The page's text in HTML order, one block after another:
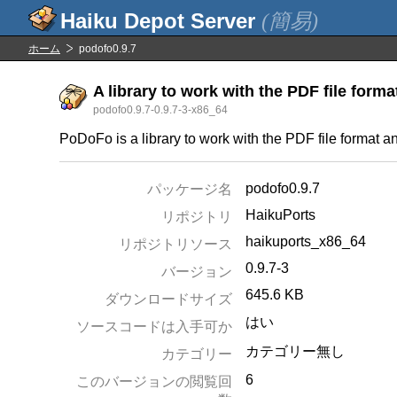
(簡易)
ホーム podofo0.9.7
A library to work with the PDF file
podofo0.9.7-0.9.7-3-x86_64
PoDoFo is a library to work with the PDF file format
パッケージ名
podofo0.9.7
リポジトリ
HaikuPorts
リポジトリソース
haikuports_x86_64
バージョン
0.9.7-3
ダウンロードサイズ 645.6 KB
ソースコードは入手可か はい
カテゴリー
カテゴリー無し
このバージョンの閲覧回
6